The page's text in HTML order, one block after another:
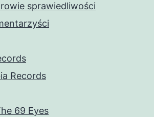
sprawiedliwości
Records
69 Eyes